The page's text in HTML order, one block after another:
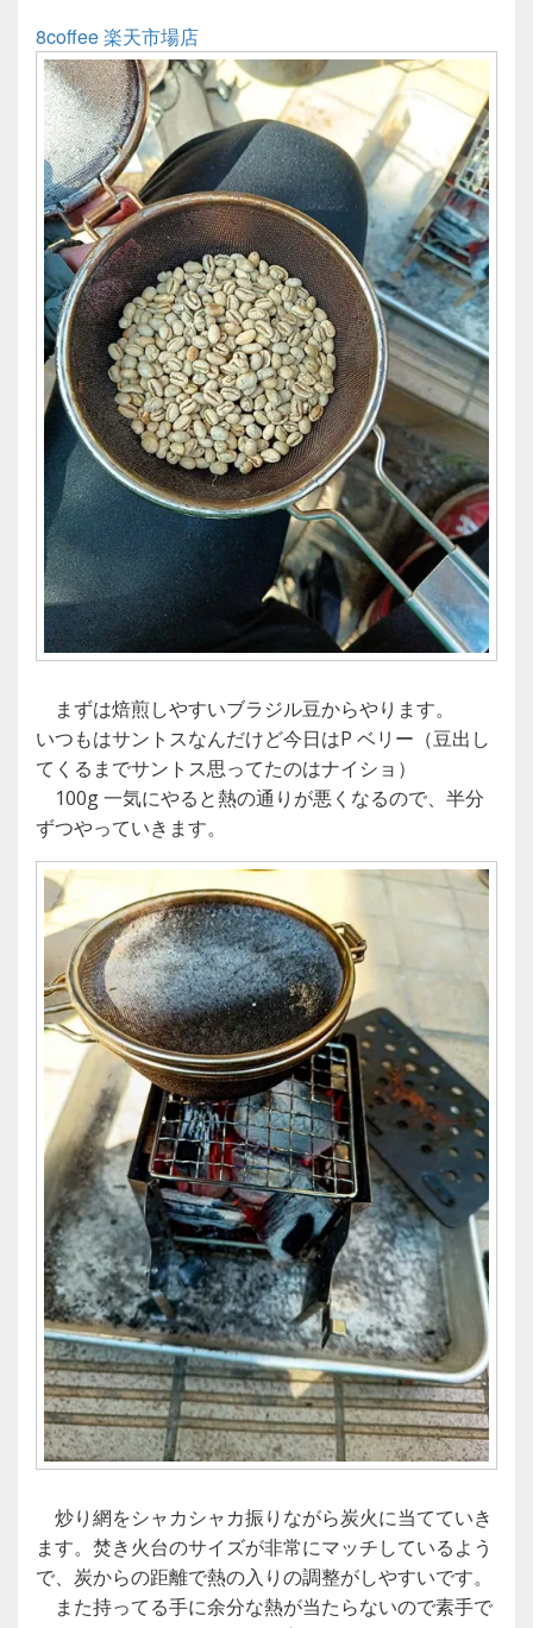
8coffee 楽天市場店
まずは焙煎しやすいブラジル豆からやります。
いつもはサントスなんだけど今日はP ベリー（豆出し
てくるまでサントス思ってたのはナイショ）
100g 一気にやると熱の通りが悪くなるので、半分
ずつやっていきます。
炒り網をシャカシャカ振りながら炭火に当てていき
ます。焚き火台のサイズが非常にマッチしているよう
で、炭からの距離で熱の入りの調整がしやすいです。
また持ってる手に余分な熱が当たらないので素手で